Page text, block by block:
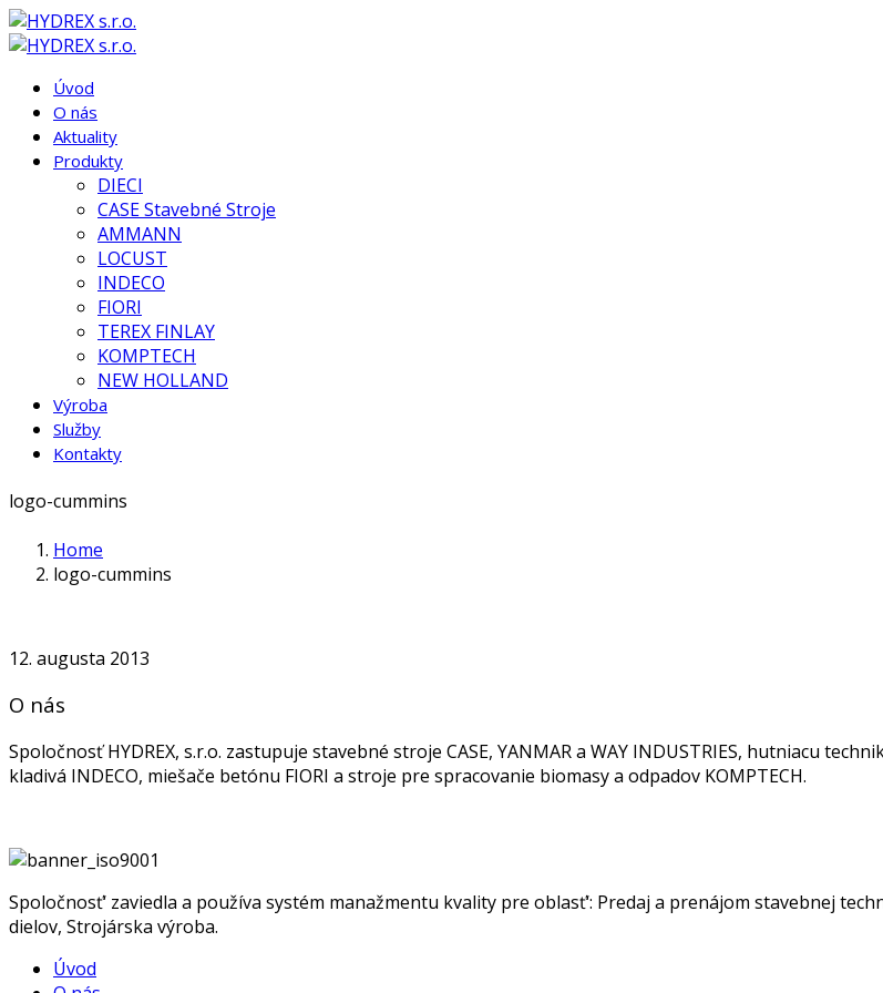
Úvod
O nás
Aktuality
Produkty
DIECI
CASE Stavebné Stroje
AMMANN
LOCUST
INDECO
FIORI
TEREX FINLAY
KOMPTECH
NEW HOLLAND
Výroba
Služby
Kontakty
logo-cummins
Home
logo-cummins
12. augusta 2013
O nás
Spoločnosť HYDREX, s.r.o. zastupuje stavebné stroje CASE, YANMAR a WAY INDUSTRIES, hutniacu
kladivá INDECO, miešače betónu FIORI a stroje pre spracovanie biomasy a odpadov KOMPTECH.
Spoločnosť‘ zaviedla a používa systém manažmentu kvality pre oblasť‘: Predaj a prenájom stavebnej
dielov, Strojárska výroba.
Úvod